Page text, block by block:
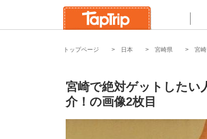
トップページ 日本 宮崎県 宮
宮崎で絶対ゲットしたい
介！の画像2枚目